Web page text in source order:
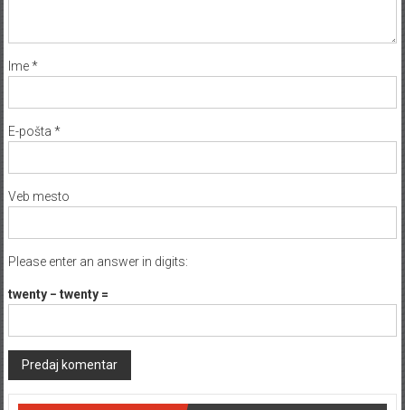
Ime*
E-pošta *
Veb mesto
Please enter an answer in digits:
twenty − twenty =